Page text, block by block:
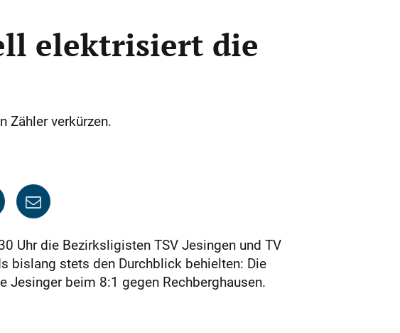
elektrisiert die
Zähler verkürzen.
Uhr die Bezirksligisten TSV Jesingen und TV
bislang stets den Durchblick behielten: Die
Jesinger beim 8:1 gegen Rechberghausen.